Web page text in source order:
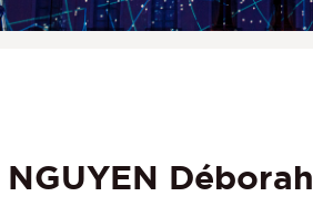
NGUYEN Déborah